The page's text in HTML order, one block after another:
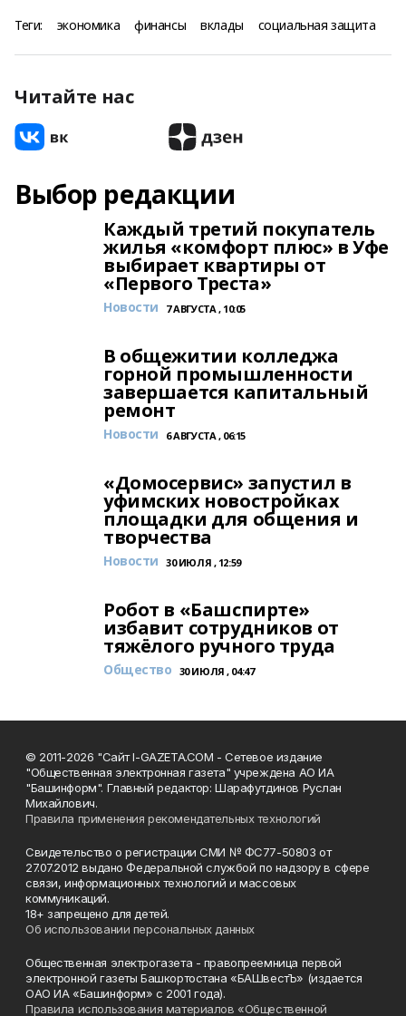
Теги: экономика финансы вклады социальная защита
Читайте нас
Выбор редакции
Каждый третий покупатель
жилья «комфорт плюс» в Уфе
выбирает квартиры от
«Первого Треста»
Новости 7 АВГУСТА , 10:05
В общежитии колледжа
горной промышленности
завершается капитальный
ремонт
Новости 6 АВГУСТА , 06:15
«Домосервис» запустил в
уфимских новостройках
площадки для общения и
творчества
Новости 30 ИЮЛЯ , 12:59
Робот в «Башспирте»
избавит сотрудников от
тяжёлого ручного труда
Общество 30 ИЮЛЯ , 04:47
© 2011-2026 "Сайт I-GAZETA.COM - Сетевое издание
"Общественная электронная газета" учреждена АО ИА
"Башинформ". Главный редактор: Шарафутдинов Руслан
Михайлович.
Правила применения рекомендательных технологий
Свидетельство о регистрации СМИ № ФС77-50803 от
27.07.2012 выдано Федеральной службой по надзору в сфере
связи, информационных технологий и массовых
коммуникаций.
18+ запрещено для детей.
Об использовании персональных данных
Общественная электрогазета - правопреемница первой
электронной газеты Башкортостана «БАШвестЪ» (издается
ОАО ИА «Башинформ» с 2001 года).
Правила использования материалов «Общественной